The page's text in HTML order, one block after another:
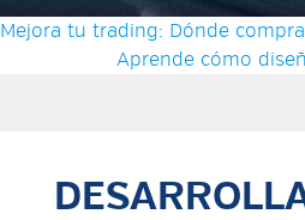
Mejora tu trading: Dónde
Aprende cómo